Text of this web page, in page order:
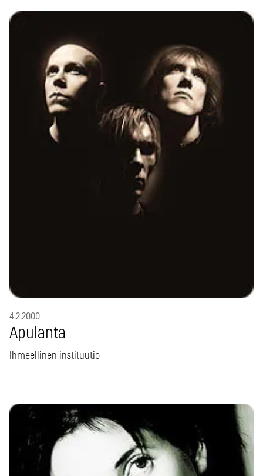
4.2.2000
Apulanta
Ihmeellinen instituutio